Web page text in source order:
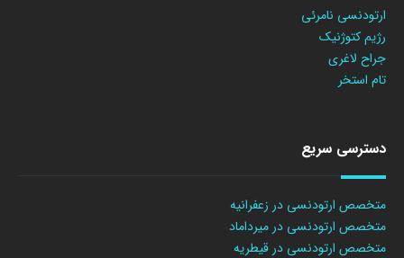
ارتودنسی نامرئی
رژیم کتوژنیک
جراح لاغری
تام استخر
دسترسی سریع
متخصص ارتودنسی در زعفرانیه
متخصص ارتودنسی در میرداماد
متخصص ارتودنسی در قیطریه